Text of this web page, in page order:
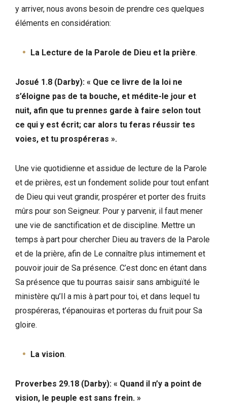
y arriver, nous avons besoin de prendre ces quelques
éléments en considération:
La Lecture de la Parole de Dieu et la prière.
Josué 1.8 (Darby): « Que ce livre de la loi ne
s’éloigne pas de ta bouche, et médite-le jour et
nuit, afin que tu prennes garde à faire selon tout
ce qui y est écrit; car alors tu feras réussir tes
voies, et tu prospéreras ».
Une vie quotidienne et assidue de lecture de la Parole
et de prières, est un fondement solide pour tout enfant
de Dieu qui veut grandir, prospérer et porter des fruits
mûrs pour son Seigneur. Pour y parvenir, il faut mener
une vie de sanctification et de discipline. Mettre un
temps à part pour chercher Dieu au travers de la Parole
et de la prière, afin de Le connaître plus intimement et
pouvoir jouir de Sa présence. C’est donc en étant dans
Sa présence que tu pourras saisir sans ambiguïté le
ministère qu’Il a mis à part pour toi, et dans lequel tu
prospéreras, t’épanouiras et porteras du fruit pour Sa
gloire.
La vision.
Proverbes 29.18 (Darby): « Quand il n’y a point de
vision, le peuple est sans frein. »